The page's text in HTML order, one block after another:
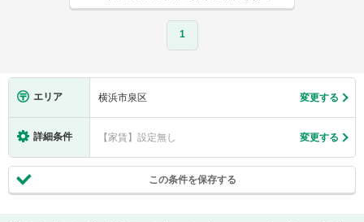
1
エリア 横浜市泉区 変更する
詳細条件 【家賃】設定無し 変更する
この条件を保存する